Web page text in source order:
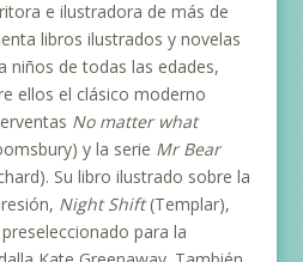
e ilustradora de más de
libros ilustrados y novelas
niños de todas las edades,
ellos el clásico moderno
No matter what
y la serie Mr Bear
Su libro ilustrado sobre la
Night Shift(Templar),
para la